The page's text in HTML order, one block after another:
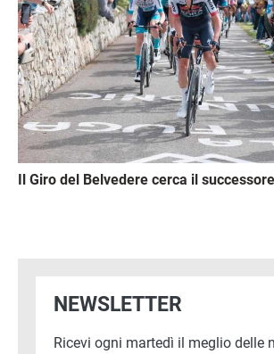
Il Giro del Belvedere cerca il
NEWSLETTER
Ricevi ogni martedì il meglio delle